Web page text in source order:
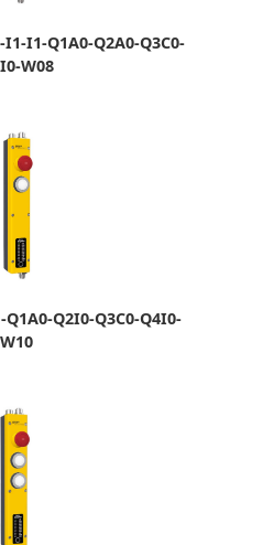
I1-Q1A0-Q2A0-Q3C0-
W08
Q1A0-Q2I0-Q3C0-Q4I0-
W10